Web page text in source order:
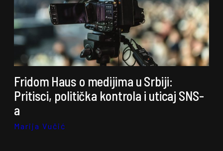
Fridom Haus o medijima u Srbiji:
Pritisci, politička kontrola i uticaj SNS-
a
Marija Vučić